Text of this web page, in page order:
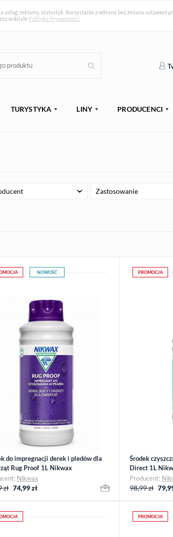
reklamy, statystyk. Korzystanie z witryny bez zmiany ustawień
w dziale Polityka Prywatności.
TURYSTYKA LINY PRODUCENCI
Zastosowanie
NOWOŚĆ
do impregnacji derek i pledów dla
Rug Proof 1L Nikwax
Nikwax
zł 74,99zł
PROMOCJA
Środek
Direct 1L
Producent:
98,99 zł
PROMOCJA